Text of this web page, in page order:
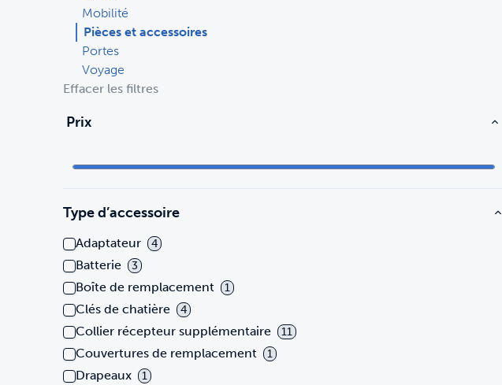
Mobilité
Pièces et accessoires
Portes
Voyage
Effacer les filtres
Prix
Type d’accessoire
Adaptateur 4
Batterie 3
Boîte de remplacement 1
Clés de chatière 4
Collier récepteur supplémentaire 11
Couvertures de remplacement 1
Drapeaux 1